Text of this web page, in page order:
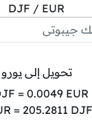
DJF / EUR
تحويل إلى يورو
=0.0049EUR
= 205.2811 DJF